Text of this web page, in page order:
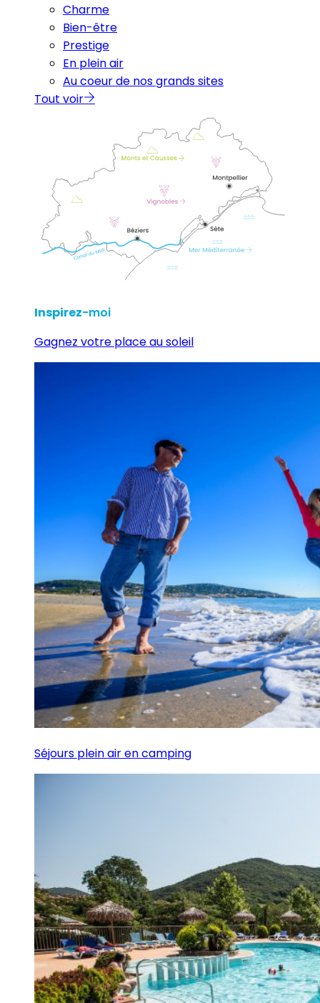
Charme
Bien-être
Prestige
En plein air
Au coeur de nos grands sites
Tout voir
Inspirez-moi
Gagnez votre place au soleil
Séjours plein air en camping